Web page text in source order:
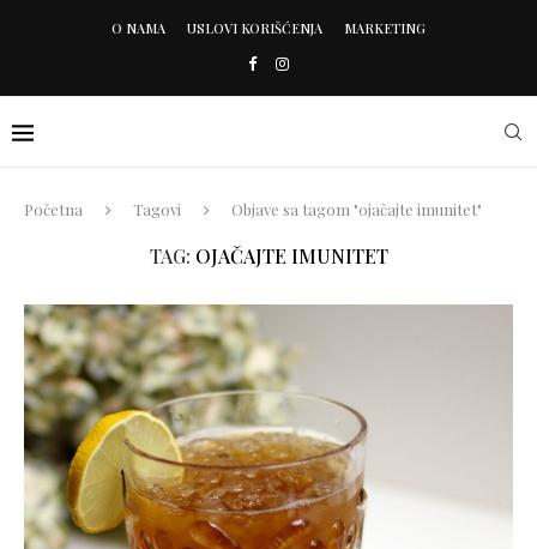
O NAMA USLOVI KORIŠĆENJA MARKETING
Početna Tagovi Objave sa tagom "ojačajte imunitet"
TAG: OJAČAJTE IMUNITET